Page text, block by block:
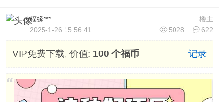
楼主
福缘***
5028
622
2025-1-26 15:56:41
VIP免费下载, 价值: 100 个福币 记录